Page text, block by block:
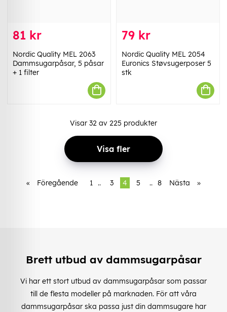
81 kr
Nordic Quality MEL 2063
Dammsugarpåsar, 5 påsar
+ 1 filter
79 kr
Nordic Quality MEL 2054
Euronics Støvsugerposer 5
stk
Visar 32 av 225 produkter
Visa fler
« Föregående 1 .. 3 4 5 .. 8 Nästa »
Brett utbud av dammsugarpåsar
Vi har ett stort utbud av dammsugarpåsar som passar
till de flesta modeller på marknaden. För att våra
dammsugarpåsar ska passa just din dammsugare har